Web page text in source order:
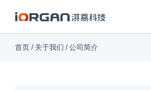
首页 / 关于我们 /公司简介